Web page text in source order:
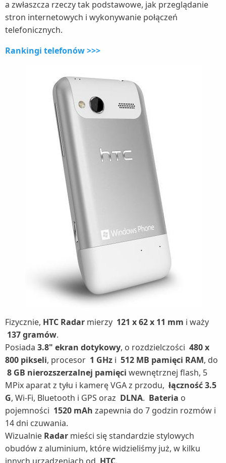
a zwłaszcza rzeczy tak podstawowe, jak przeglądanie
stron internetowych i wykonywanie połączeń
telefonicznych.
Rankingi telefonów >>>
Fizycznie, HTC Radar mierzy 121 x 62 x 11 mm i waży
137 gramów.
Posiada 3.8" ekran dotykowy, o rozdzielczości 480 x
800 pikseli, procesor 1 GHz i 512 MB pamięci RAM, do
8 GB nierozszerzalnej pamięci wewnętrznej flash, 5
MPix aparat z tyłu i kamerę VGA z przodu, łączność 3.5
G, Wi-Fi, Bluetooth i GPS oraz DLNA. Bateria o
pojemności 1520 mAh zapewnia do 7 godzin rozmów i
14 dni czuwania.
Wizualnie Radar mieści się standardzie stylowych
obudów z aluminium, które widzieliśmy już, w kilku